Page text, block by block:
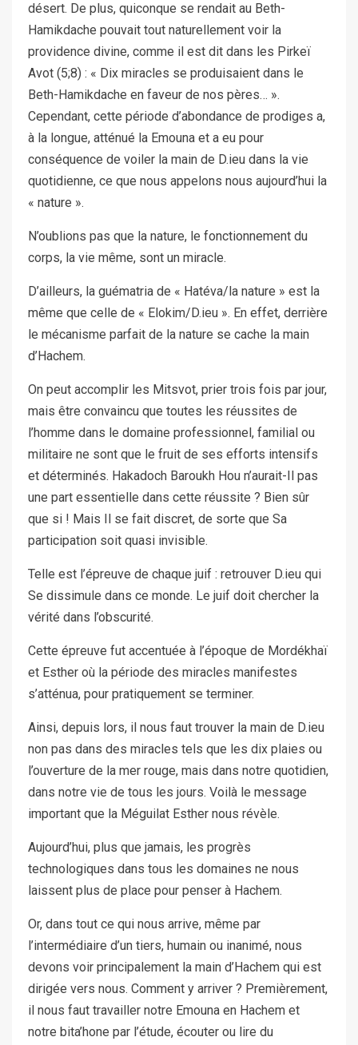
désert. De plus, quiconque se rendait au Beth-
Hamikdache pouvait tout naturellement voir la
providence divine, comme il est dit dans les Pirkeï
Avot (5;8) : « Dix miracles se produisaient dans le
Beth-Hamikdache en faveur de nos pères… ».
Cependant, cette période d’abondance de prodiges a,
à la longue, atténué la Emouna et a eu pour
conséquence de voiler la main de D.ieu dans la vie
quotidienne, ce que nous appelons nous aujourd’hui la
« nature ».
N’oublions pas que la nature, le fonctionnement du
corps, la vie même, sont un miracle.
D’ailleurs, la guématria de « Hatéva/la nature » est la
même que celle de « Elokim/D.ieu ». En effet, derrière
le mécanisme parfait de la nature se cache la main
d’Hachem.
On peut accomplir les Mitsvot, prier trois fois par jour,
mais être convaincu que toutes les réussites de
l’homme dans le domaine professionnel, familial ou
militaire ne sont que le fruit de ses efforts intensifs
et déterminés. Hakadoch Baroukh Hou n’aurait-Il pas
une part essentielle dans cette réussite ? Bien sûr
que si ! Mais Il se fait discret, de sorte que Sa
participation soit quasi invisible.
Telle est l’épreuve de chaque juif : retrouver D.ieu qui
Se dissimule dans ce monde. Le juif doit chercher la
vérité dans l’obscurité.
Cette épreuve fut accentuée à l’époque de Mordékhaï
et Esther où la période des miracles manifestes
s’atténua, pour pratiquement se terminer.
Ainsi, depuis lors, il nous faut trouver la main de D.ieu
non pas dans des miracles tels que les dix plaies ou
l’ouverture de la mer rouge, mais dans notre quotidien,
dans notre vie de tous les jours. Voilà le message
important que la Méguilat Esther nous révèle.
Aujourd’hui, plus que jamais, les progrès
technologiques dans tous les domaines ne nous
laissent plus de place pour penser à Hachem.
Or, dans tout ce qui nous arrive, même par
l’intermédiaire d’un tiers, humain ou inanimé, nous
devons voir principalement la main d’Hachem qui est
dirigée vers nous. Comment y arriver ? Premièrement,
il nous faut travailler notre Emouna en Hachem et
notre bita’hone par l’étude, écouter ou lire du